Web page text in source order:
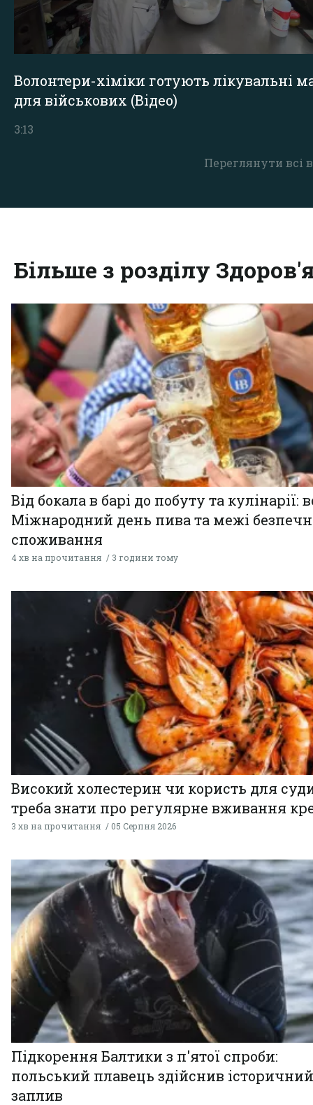
Переглянути всі
Волонтери-хіміки готують лікувальні
для військових (Відео)
3:13
Більше з розділу
Від бокала в барі до побуту та кулінарії:
Міжнародний день пива та межі
споживання
4 хв на прочитання 3 години тому
Високий холестерин чи користь для
треба знати про регулярне вживання
3 хв на прочитання 05 Серпня 2026
Підкорення Балтики з п'ятої спроби:
польський плавець здійснив історичний
заплив